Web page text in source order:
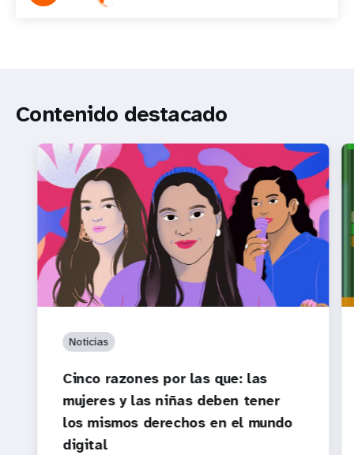
Contenido destacado
Noticias
Cinco razones por las que: las
mujeres y las niñas deben tener
los mismos derechos en el mundo
digital